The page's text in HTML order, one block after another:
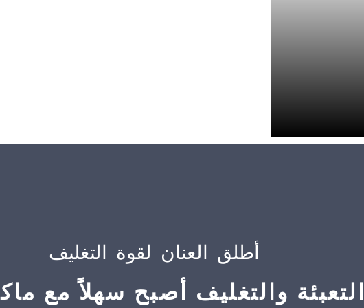
أطلق العنان لقوة التغليف
التعبئة والتغليف أصبح سهلاً مع